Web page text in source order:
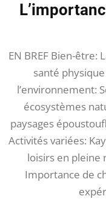
EN BREF Bien-être:
santé
l’environnement:
écosystèmes
paysages
Activités variées:
loisirs en pleine
Importance de